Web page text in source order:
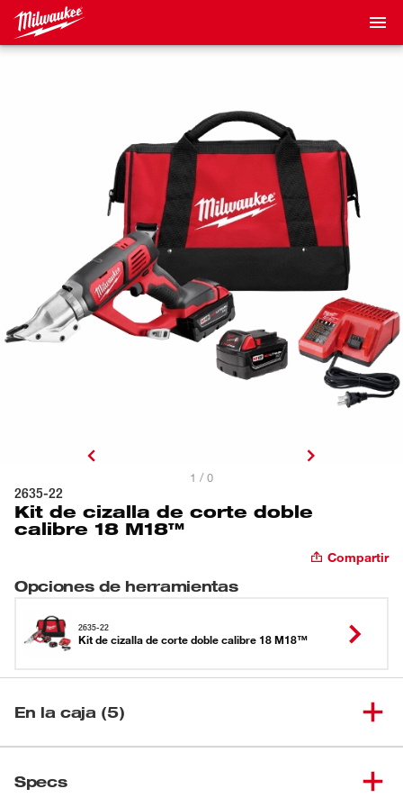
1 / 0
2635-22
Kit de cizalla de corte doble
calibre 18 M18™
Compartir
Opciones de herramientas
2635-22
Kit de cizalla de corte doble calibre 18 M18™
En la caja (5)
Specs